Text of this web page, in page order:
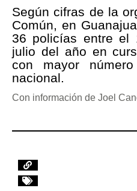
Según cifras de la
Común, en
36 policías entre
julio del año en
con mayor
nacional.
Con información de Joel